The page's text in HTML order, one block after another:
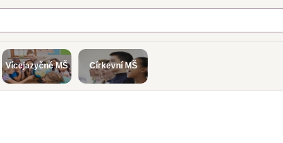
Vícejazyčné MŠ Církevní MŠ